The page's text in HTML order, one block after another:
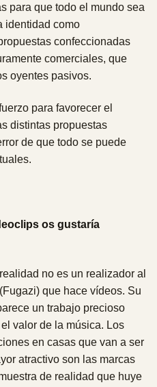
para que todo el mundo sea
identidad como
confeccionadas
comerciales, que
oyentes pasivos.
para favorecer el
distintas propuestas
de que todo se puede
os gustaría
no es un realizador al
que hace vídeos. Su
un trabajo precioso
valor de la música. Los
en casas que van a ser
atractivo son las marcas
de realidad que huye